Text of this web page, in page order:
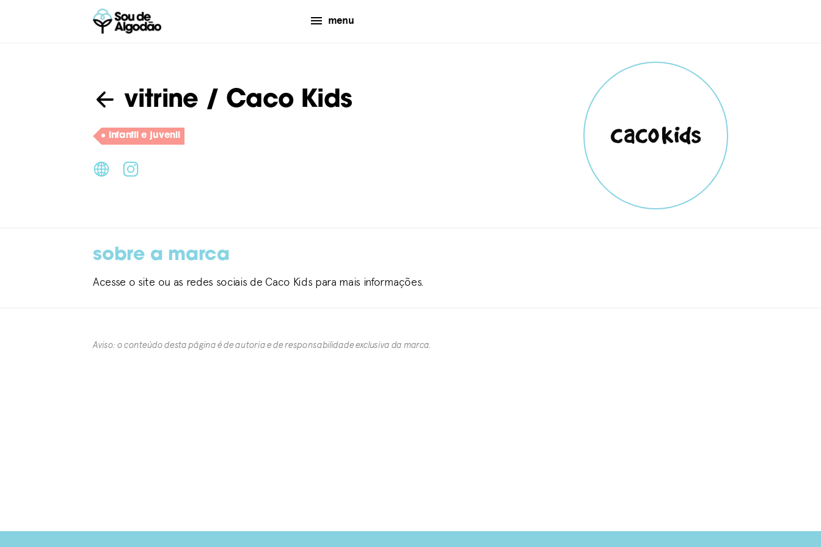
menu
vitrine / Caco Kids
infantil e juvenil
sobre a marca
Acesse o site ou as redes sociais de Caco Kids para mais informações.
Aviso: o conteúdo desta página é de autoria e de responsabilidade exclusiva da marca.​